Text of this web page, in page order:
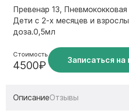
Превенар 13,
Дети с 2-х месяцев и
доза.0,5мл
Стоимость
4500₽ Записаться на
ОписаниеОтзывы